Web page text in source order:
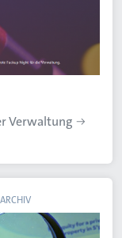
Verwaltung
ARCHIV